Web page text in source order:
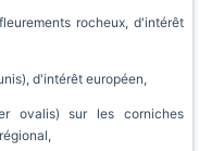
rocheux, d'intérêt
d'intérêt européen,
ovalis) sur les corniches